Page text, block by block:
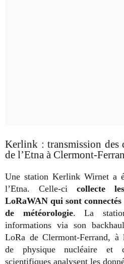
Kerlink : transmission des
de l’Etna à Clermont-
Une station Kerlink Wirnet a
l’Etna. Celle-ci collecte
LoRaWAN qui sont
de météorologie. La
informations via son
LoRa de Clermont-Ferrand, à
de physique nucléaire et
scientifiques analysent les